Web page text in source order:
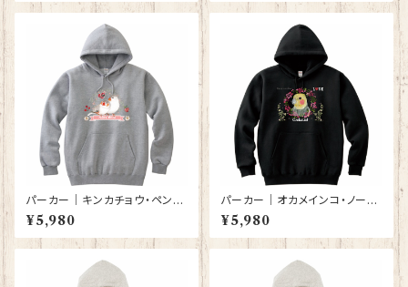
パーカー｜キンカチョウ・ペンギ
ン（グレー）【型番 P-142】
¥5,980
パーカー｜オカメインコ・ノーマ
ル（黒）【型番 P-65】
¥5,980